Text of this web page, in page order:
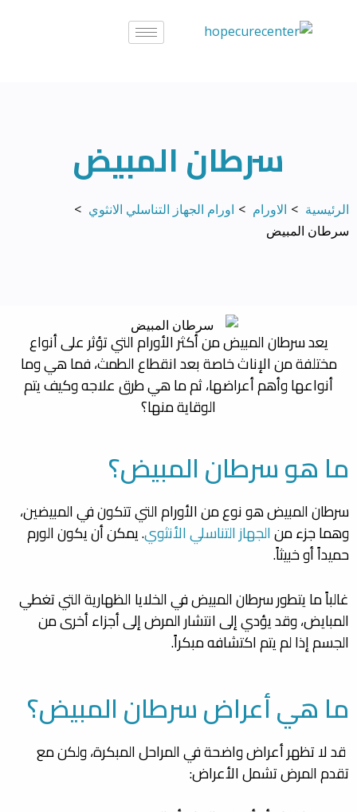
سرطان المبيض
الرئيسية الاورام
اورام الجهاز التناسلي الانثوي
سرطان المبيض
يعد سرطان المبيض من أكثر الأورام التي تؤثر على أنواع
مختلفة من الإناث خاصة بعد انقطاع الطمث، فما هي وما
أنواعها وأهم أعراضها، ثم ما هي طرق علاجه وكيف يتم
الوقاية منها؟
ما هو سرطان المبيض؟
سرطان المبيض هو نوع من الأورام التي تتكون في المبيضين،
وهما جزء منالجهاز التناسلي الأنثوي. يمكن أن يكون الورم
حميداً أو خبيثاً.
غالباً ما يتطور سرطان المبيض في الخلايا الظهارية التي تغطي
المبايض، وقد يؤدي إلى انتشار المرض إلى أجزاء أخرى من
الجسم إذا لم يتم اكتشافه مبكراً.
ما هي أعراض سرطان المبيض؟
قد لا تظهر أعراض واضحة في المراحل المبكرة، ولكن مع
تقدم المرض تشمل الأعراض: